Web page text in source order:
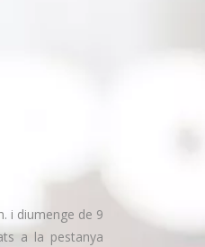
i diumenge de 9
a la pestanya